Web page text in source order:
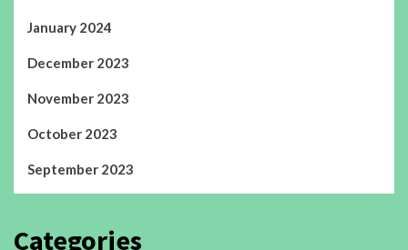
January 2024
December 2023
November 2023
October 2023
September 2023
Categories